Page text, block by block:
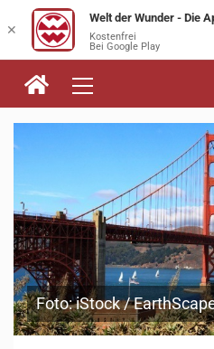
Zum
Inhalt
springen
Foto: iStock /
✕
Welt der Wunder - Die
Kostenfrei
Bei Google Play